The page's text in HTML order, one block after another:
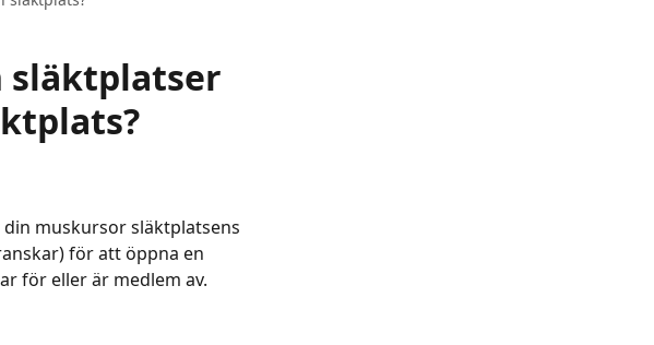
släktplatser
muskursor släktplatsens
för att öppna en
för eller är medlem av.